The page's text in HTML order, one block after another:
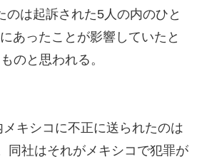
は起訴された5人の内のひと
あったことが影響していたと
のと思われる。
キシコに不正に送られたのは
同社はそれがメキシコで犯罪が